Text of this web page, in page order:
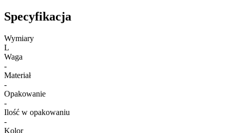
Specyfikacja
Wymiary
L
Waga
-
Materiał
-
Opakowanie
-
Ilość w opakowaniu
-
Kolor